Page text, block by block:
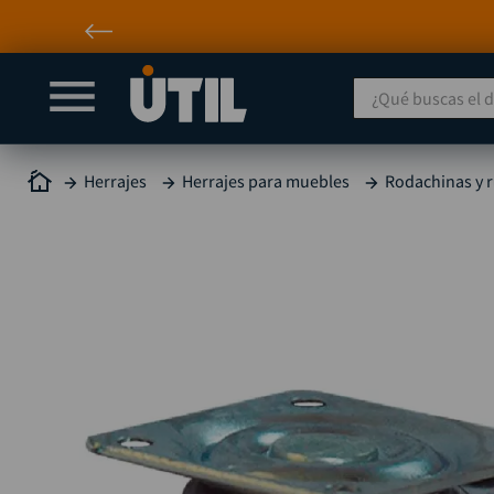
¿Qué buscas el día
Herrajes Herrajes para muebles Rodachinas y